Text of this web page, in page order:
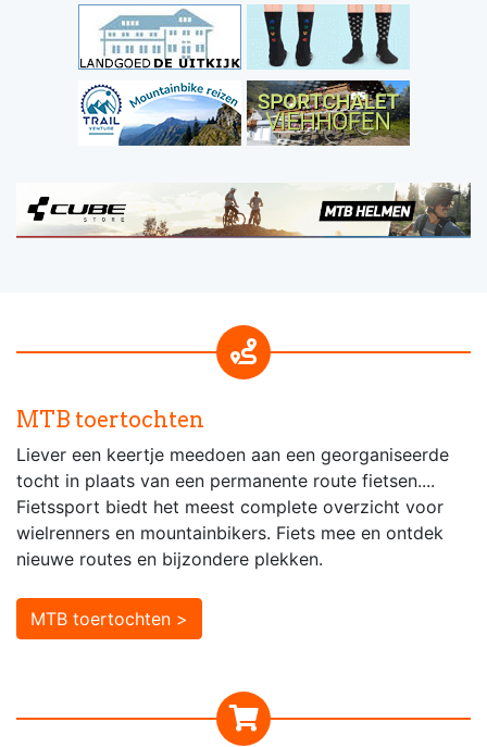
MTB toertochten
Liever een keertje meedoen aan een georganiseerde
tocht in plaats van een permanente route fietsen....
Fietssport biedt het meest complete overzicht voor
wielrenners en mountainbikers. Fiets mee en ontdek
nieuwe routes en bijzondere plekken.
MTB toertochten >